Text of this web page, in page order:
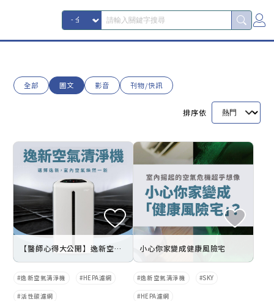
全部 圖文 影音 刊物/快訊
排序依
【醫師心得大公開】逸新空氣清淨機
逸新空氣清淨機 HEPA濾網
活性碳濾網
小心你家變成健康風險宅
逸新空氣清淨機 SKY
HEPA濾網